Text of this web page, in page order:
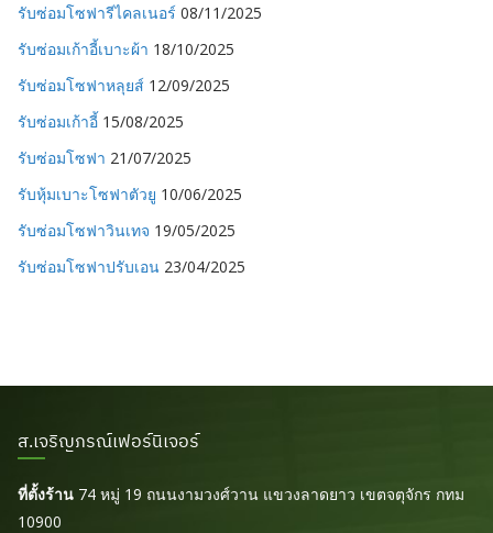
รับซ่อมโซฟารีไคลเนอร์ 08/11/2025
รับซ่อมเก้าอี้เบาะผ้า 18/10/2025
รับซ่อมโซฟาหลุยส์ 12/09/2025
รับซ่อมเก้าอี้ 15/08/2025
รับซ่อมโซฟา 21/07/2025
รับหุ้มเบาะโซฟาตัวยู 10/06/2025
รับซ่อมโซฟาวินเทจ 19/05/2025
รับซ่อมโซฟาปรับเอน 23/04/2025
ส.เจริญภรณ์เฟอร์นิเจอร์
ที่ตั้งร้าน 74 หมู่ 19 ถนนงามวงศ์วาน แขวงลาดยาว เขตจตุจักร กทม
10900